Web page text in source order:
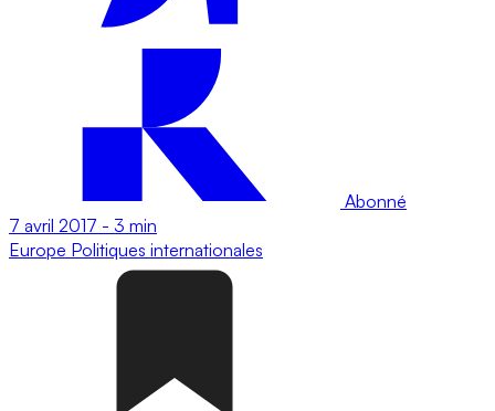
Abonné
7 avril 2017 - 3 min
Europe Politiques internationales